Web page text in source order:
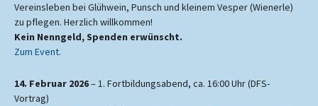
Vereinsleben bei Glühwein, Punsch und kleinem Vesper (Wienerle)
zu pflegen. Herzlich willkommen!
Kein Nenngeld, Spenden erwünscht.
Zum Event.
14. Februar 2026– 1. Fortbildungsabend, ca. 16:00 Uhr (DFS-
Vortrag)